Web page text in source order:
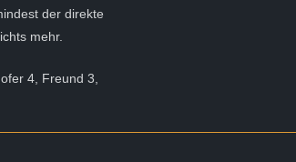
der direkte
mehr.
4, Freund 3,